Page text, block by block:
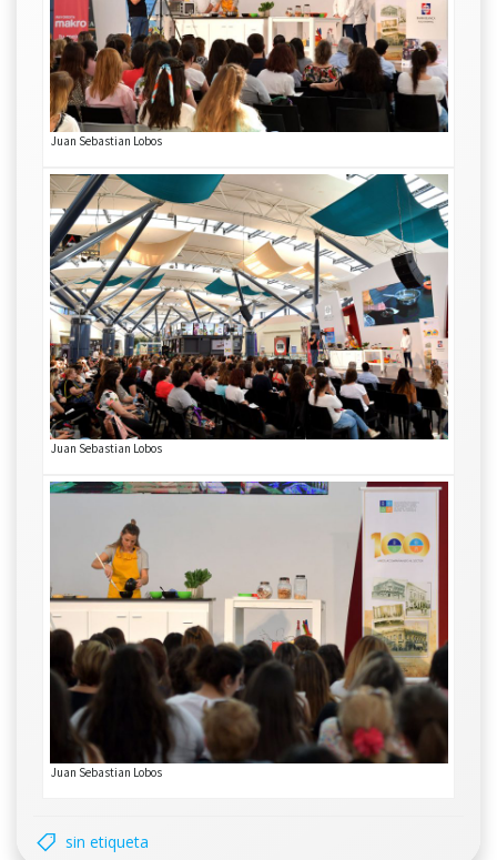
Juan Sebastian Lobos
Juan Sebastian Lobos
Juan Sebastian Lobos
sin etiqueta